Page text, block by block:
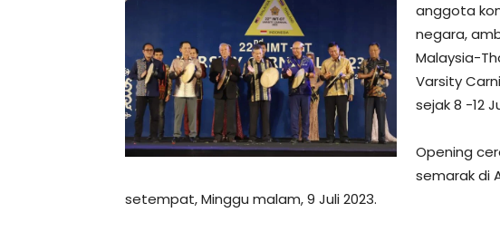
anggota
negara,
Malaysia-
Varsity
sejak 8 -12
Opening
semarak di
setempat, Minggu malam, 9 Juli 2023.